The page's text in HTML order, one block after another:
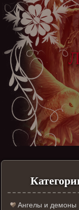
Ангелы и демоны